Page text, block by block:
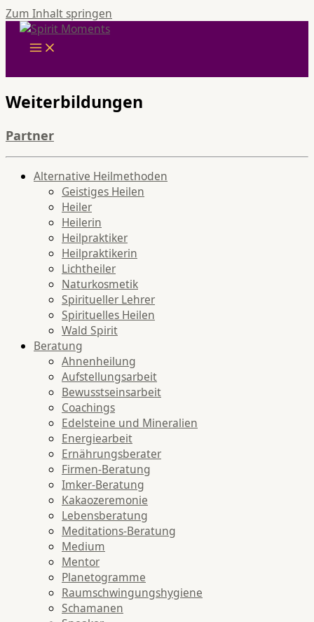
Zum Inhalt springen
Weiterbildungen
Partner
Alternative Heilmethoden
Geistiges Heilen
Heiler
Heilerin
Heilpraktiker
Heilpraktikerin
Lichtheiler
Naturkosmetik
Spiritueller Lehrer
Spirituelles Heilen
Wald Spirit
Beratung
Ahnenheilung
Aufstellungsarbeit
Bewusstseinsarbeit
Coachings
Edelsteine und Mineralien
Energiearbeit
Ernährungsberater
Firmen-Beratung
Imker-Beratung
Kakaozeremonie
Lebensberatung
Meditations-Beratung
Medium
Mentor
Planetogramme
Raumschwingungshygiene
Schamanen